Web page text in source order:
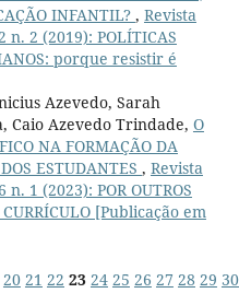
INFANTIL? , Revista
2 (2019): POLÍTICAS
porque resistir é
Azevedo, Sarah
Caio Azevedo Trindade, O
NA FORMAÇÃO DA
ESTUDANTES , Revista
1 (2023): POR OUTROS
CURRÍCULO [Publicação em
20 21 22 23 24 25 26 27 28 29 30